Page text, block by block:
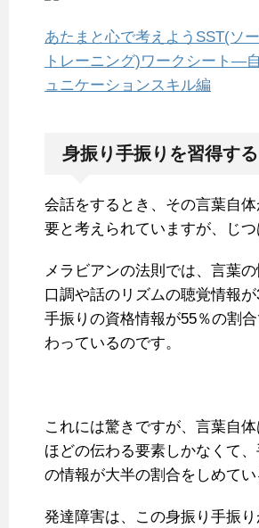
あたまと心で考えようSST(ソ
トレーニング)ワークシート―
ュニケーションスキル編
身振り手振りを習得する
会話をするとき、その言葉自
要と考えられていますが、じつ
メラビアンの法則では、言葉の
口調や話のリズムの聴覚情報が
手振りの資格情報が55％の割
わっているのです。
これには驚きですが、言葉自
ほどの伝わる要素しかなくて
の情報が大半の割合をしめてい
発達障害は、この身振り手振り